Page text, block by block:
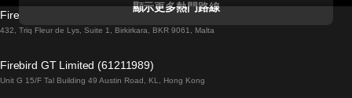
都柏林開往戈尔韦的列車
羅馬開往拿坡里的列車
顯示更多熱門路線
Firebird GT Limited (OC 1451)
432, Triq Fleur de Lys, Suite 1, Birkirkara, BKR 9061, Malta
Firebird GT Limited (61211989)
Unit G 15/F Tal Building 49 Austin Road, KL, Hong Kong